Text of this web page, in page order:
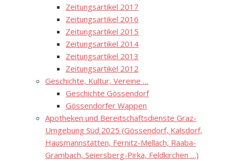
Zeitungsartikel 2017
Zeitungsartikel 2016
Zeitungsartikel 2015
Zeitungsartikel 2014
Zeitungsartikel 2013
Zeitungsartikel 2012
Geschichte, Kultur, Vereine …
Geschichte Gössendorf
Gössendorfer Wappen
Apotheken und Bereitschaftsdienste Graz-
Umgebung Süd 2025 (Gössendorf, Kalsdorf,
Hausmannstätten, Fernitz-Mellach, Raaba-
Grambach, Seiersberg-Pirka, Feldkirchen …)